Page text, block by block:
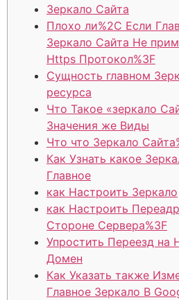
Зеркало Сайта
Плохо ли%2C Если
Зеркало Сайта Не
Https Протокол%3F
Сущность главном
ресурса
Что Такое «зеркало
Значения же Виды
Что что Зеркало
Как Узнать какое
Главное
как Настроить Зеркало
как Настроить
Стороне Сервера%3F
Упростить Переезд на
Домен
Как Указать также
Главное Зеркало В